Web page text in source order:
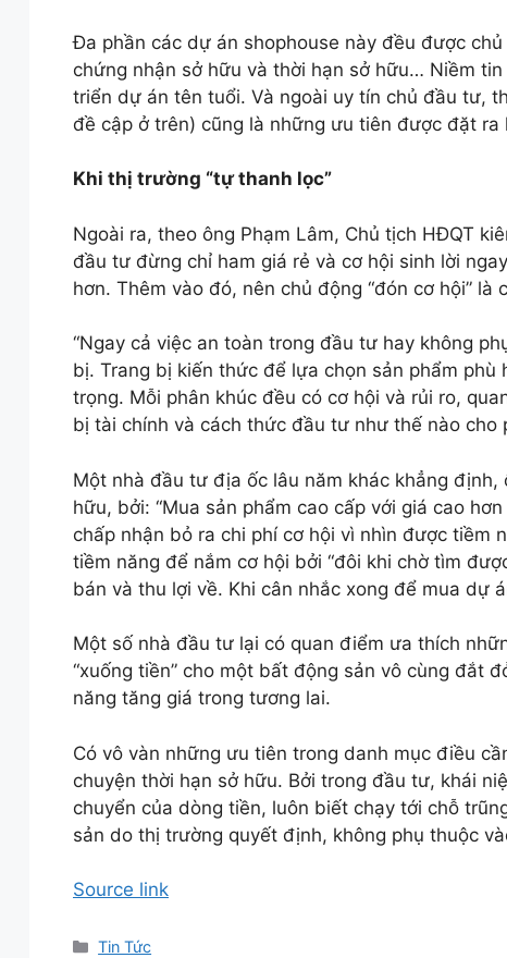
Đa phần các dự án shophouse này đều được
chứng nhận sở hữu và thời hạn sở hữu… Niềm
triển dự án tên tuổi. Và ngoài uy tín chủ đầu tư,
đề cập ở trên) cũng là những ưu tiên được đặt ra
Khi thị trường “tự thanh lọc”
Ngoài ra, theo ông Phạm Lâm, Chủ tịch HĐQT
đầu tư đừng chỉ ham giá rẻ và cơ hội sinh lời
hơn. Thêm vào đó, nên chủ động “đón cơ hội” là
“Ngay cả việc an toàn trong đầu tư hay không
bị. Trang bị kiến thức để lựa chọn sản phẩm
trọng. Mỗi phân khúc đều có cơ hội và rủi ro,
bị tài chính và cách thức đầu tư như thế nào cho
Một nhà đầu tư địa ốc lâu năm khác khẳng
hữu, bởi: “Mua sản phẩm cao cấp với giá cao
chấp nhận bỏ ra chi phí cơ hội vì nhìn được tiềm
tiềm năng để nắm cơ hội bởi “đôi khi chờ tìm
bán và thu lợi về. Khi cân nhắc xong để mua dự
Một số nhà đầu tư lại có quan điểm ưa thích
“xuống tiền” cho một bất động sản vô cùng đắt
năng tăng giá trong tương lai.
Có vô vàn những ưu tiên trong danh mục điều
chuyện thời hạn sở hữu. Bởi trong đầu tư, khái
chuyển của dòng tiền, luôn biết chạy tới chỗ
sản do thị trường quyết định, không phụ thuộc
Source link
Danh
Tin Tức